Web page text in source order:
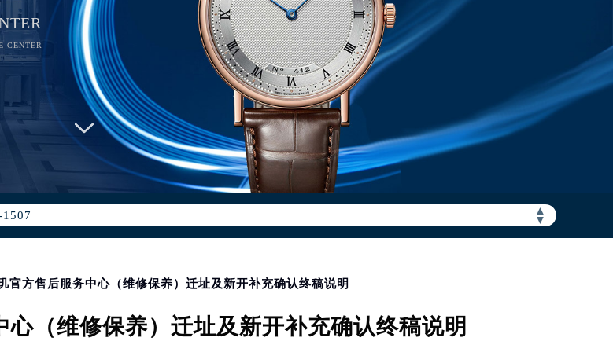
CENTER
▲
▼
1507
大陆、香港、澳门、台湾全部区域（非大陆需加拨“+86”）
室（需提前预约）
（需提前预约）
官方售后服务中心（维修保养）迁址及新开补充确认终稿说明
心（维修保养）迁址及新开补充确认终稿说明